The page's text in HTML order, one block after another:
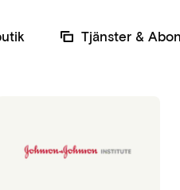
Tjänster &